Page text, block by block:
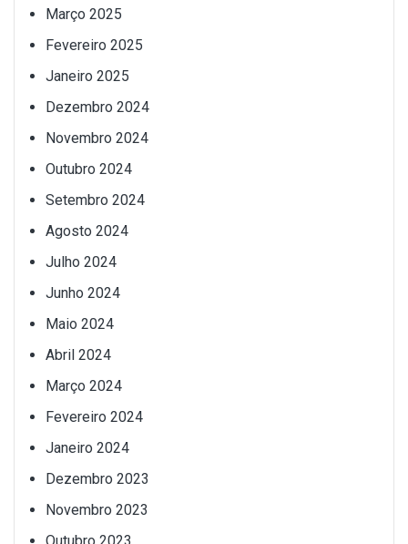
Março 2025
Fevereiro 2025
Janeiro 2025
Dezembro 2024
Novembro 2024
Outubro 2024
Setembro 2024
Agosto 2024
Julho 2024
Junho 2024
Maio 2024
Abril 2024
Março 2024
Fevereiro 2024
Janeiro 2024
Dezembro 2023
Novembro 2023